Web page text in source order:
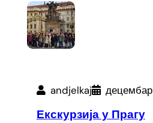
andjelkaj децембар
Екскурзија у Прагу